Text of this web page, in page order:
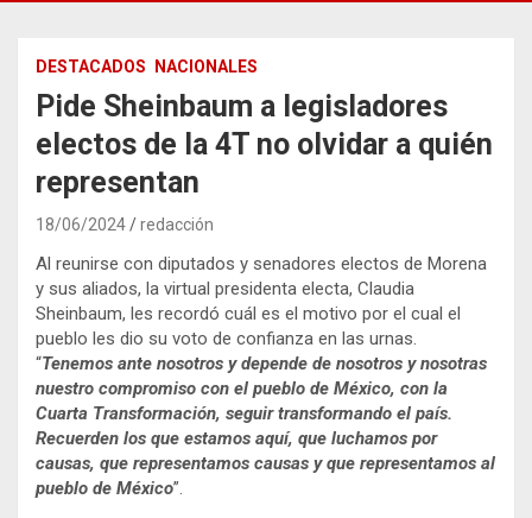
DESTACADOS NACIONALES
Pide Sheinbaum a legisladores
electos de la 4T no olvidar a quién
representan
18/06/2024 redacción
Al reunirse con diputados y senadores electos de Morena
y sus aliados, la virtual presidenta electa, Claudia
Sheinbaum, les recordó cuál es el motivo por el cual el
pueblo les dio su voto de confianza en las urnas.
“Tenemos ante nosotros y depende de nosotros y nosotras
nuestro compromiso con el pueblo de México, con la
Cuarta Transformación, seguir transformando el país.
Recuerden los que estamos aquí, que luchamos por
causas, que representamos causas y que representamos al
pueblo de México”.